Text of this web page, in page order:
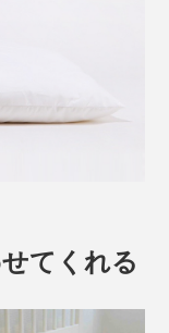
てくれる